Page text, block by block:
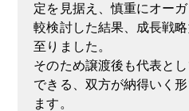
定を見据え、慎重にオー
較検討した結果、成長戦
至りました。
そのため譲渡後も代表と
できる、双方が納得いく
ます。